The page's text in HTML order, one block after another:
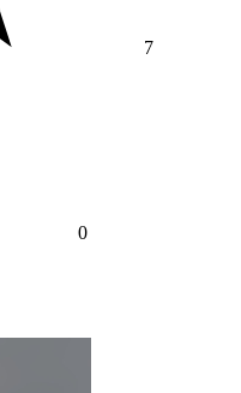
7
0